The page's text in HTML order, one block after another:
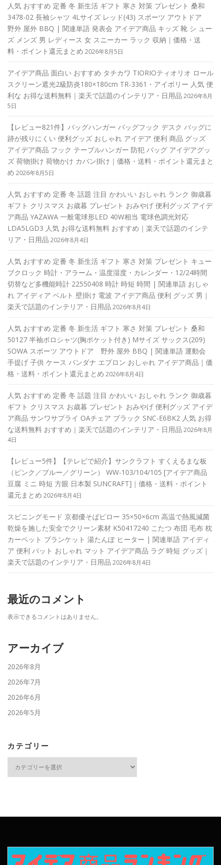
人気 おすすめ 定番 冬 新生活 ギフト 寒さ 対策 プレゼント 桑和
3478-02 長袖シャツ 4Lサイズ レッド(43) スポーツ アウトドア
野外 屋外 BBQ | 関連単語 発表会 アイデア商品 キッズ 靴 シ ュー
ズ メンズ 男 レディース 女 スニーカー ラック 収納｜価格・送
料・ポイント還元まとめ 2026年8月5日
アイデア商品 面白い おすすめ タチカワ TIORIOティオリオ ロール
スクリーン遮光2級防炎180×180cm TR-3361・アイボリー 人気 便
利な お得な送料無料｜楽天で話題のインテリア・日用品 2026年8月
5日
【レビュー821件】バッグハンガー バッグフック デスク バッグに
跡が残りにくい 便利グッズ おしゃれ アイデア 便利 商品 グッズ
アイデア商品 フック テーブルハンガー 防犯 バッグ アイデアグッ
ズ 荷物掛け 荷物かけ カバン掛け｜価格・送料・ポイント還元まと
め 2026年8月5日
人気 おすすめ 定番 冬 話題 注目 かわいい おしゃれ ランク 御歳暮
ギフト クリスマス お歳暮 プレゼント おみやげ 便利グッズ アイデ
ア商品 YAZAWA 一般電球形LED 40W相当 電球色調光対応
LDA5LGD3 人気 お得な送料無料 おすすめ｜楽天で話題のインテ
リア・日用品 2026年8月4日
人気 おすすめ 定番 冬 新生活 ギフト 寒さ 対策 プレゼント キュー
ブクロック 時計・アラーム・温度湿度・カレンダー・12/24時間
切替など多機能時計 22550408 時計 時短 時間 | 関連単語 おしゃ
れ アイディア ベルト 壁掛け 電波 アイデア商品 便利 グッズ 男｜
楽天で話題のインテリア・日用品 2026年8月4日
人気 おすすめ 定番 冬 新生活 ギフト 寒さ 対策 プレゼント 桑和
50127 半袖ポロシャツ(胸ポケット付き) Mサイズ サックス(209)
SOWA スポーツ アウトドア 野外 屋外 BBQ | 関連単語 運動会
手提げ 子供 ケース バンダナ エプロン おしゃれ アイデア商品｜価
格・送料・ポイント還元まとめ 2026年8月4日
人気 おすすめ 定番 冬 話題 注目 かわいい おしゃれ ランク 御歳暮
ギフト クリスマス お歳暮 プレゼント おみやげ 便利グッズ アイデ
ア商品 サンワサプライ OAチェア ブラック SNC-E6BK2 人気 お得
な送料無料 おすすめ｜楽天で話題のインテリア・日用品 2026年8月
4日
【レビュー5件】【テレビで紹介】サンクラフト すくえるまな板
（ピンク／ブルー／グリーン） WW-103/104/105 [アイデア商品
豆腐 ミニ 時短 方眼 日本製 SUNCRAFT]｜価格・送料・ポイント
還元まとめ 2026年8月4日
スピニングモード 京都優そばピロー 35×50×6cm 高温で熱風減菌
乾燥を施した安全でクリーン素材 K50417240 こたつ 布団 毛布 枕
カーペット ブランケット 湯たんぽ ヒーター | 関連単語 アイディ
ア 便利 パット おしゃれ マット アイデア商品 ラグ 時短 グッズ｜
楽天で話題のインテリア・日用品 2026年8月4日
最近のコメント
表示できるコメントはありません。
アーカイブ
2026年8月
2026年7月
2026年6月
2026年5月
カテゴリー